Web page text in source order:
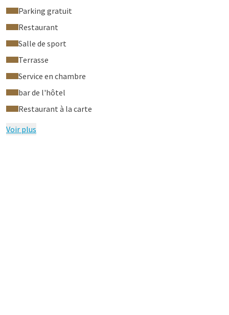
Parking gratuit
Restaurant
Salle de sport
Terrasse
Service en chambre
bar de l'hôtel
Restaurant à la carte
Voir plus